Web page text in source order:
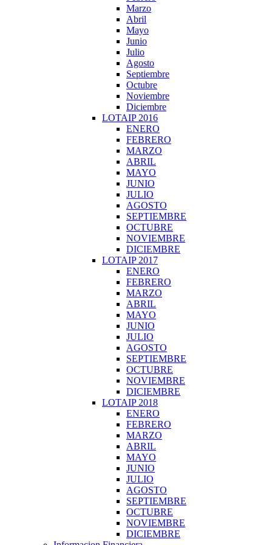
Marzo
Abril
Mayo
Junio
Julio
Agosto
Septiembre
Octubre
Noviembre
Diciembre
LOTAIP 2016
ENERO
FEBRERO
MARZO
ABRIL
MAYO
JUNIO
JULIO
AGOSTO
SEPTIEMBRE
OCTUBRE
NOVIEMBRE
DICIEMBRE
LOTAIP 2017
ENERO
FEBRERO
MARZO
ABRIL
MAYO
JUNIO
JULIO
AGOSTO
SEPTIEMBRE
OCTUBRE
NOVIEMBRE
DICIEMBRE
LOTAIP 2018
ENERO
FEBRERO
MARZO
ABRIL
MAYO
JUNIO
JULIO
AGOSTO
SEPTIEMBRE
OCTUBRE
NOVIEMBRE
DICIEMBRE